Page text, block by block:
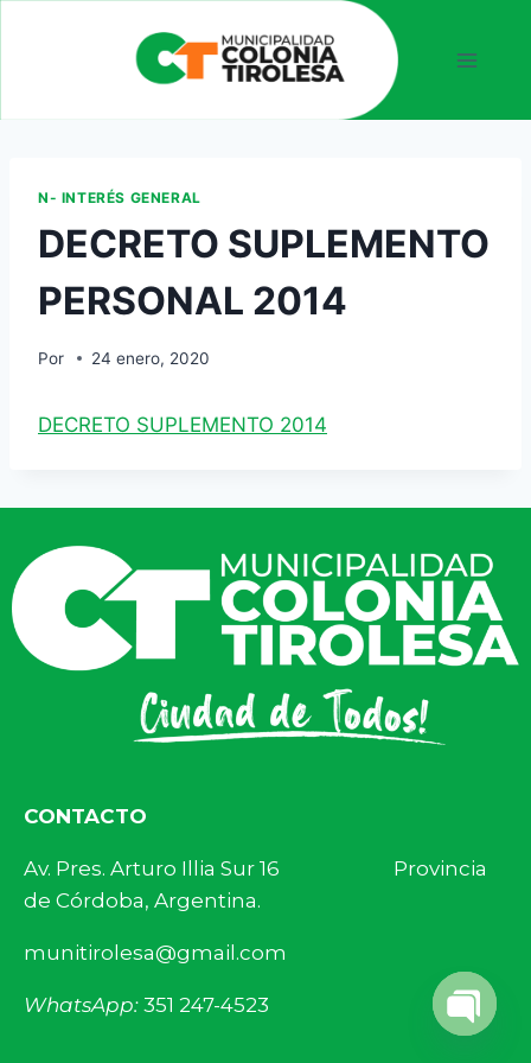
N- INTERÉS GENERAL
DECRETO SUPLEMENTO
PERSONAL 2014
Por 24 enero, 2020
DECRETO SUPLEMENTO 2014
CONTACTO
Av. Pres. Arturo Illia Sur 16 Provincia
de Córdoba, Argentina.
munitirolesa@gmail.com
WhatsApp: 351 247-4523